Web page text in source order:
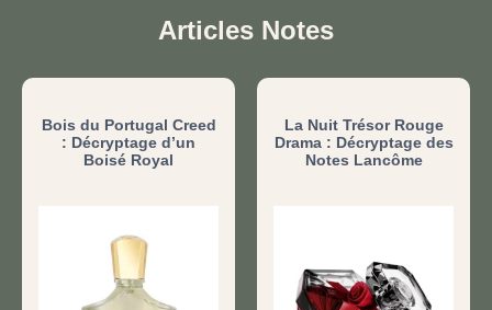
Articles Notes
Bois du Portugal Creed
: Décryptage d’un
Boisé Royal
La Nuit Trésor Rouge
Drama : Décryptage des
Notes Lancôme